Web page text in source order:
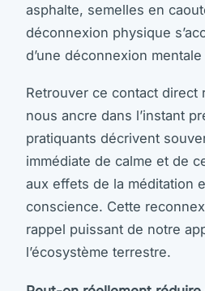
asphalte, semelles en
déconnexion physique
d’une déconnexion
Retrouver ce contact direct
nous ancre dans l’instant
pratiquants décrivent
immédiate de calme et de
aux effets de la méditation
conscience. Cette
rappel puissant de notre
l’écosystème terrestre.